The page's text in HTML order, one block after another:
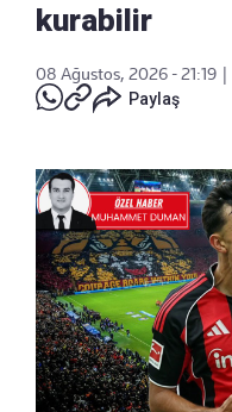
kurabilir
08 Ağustos, 2026 - 21:19
Paylaş